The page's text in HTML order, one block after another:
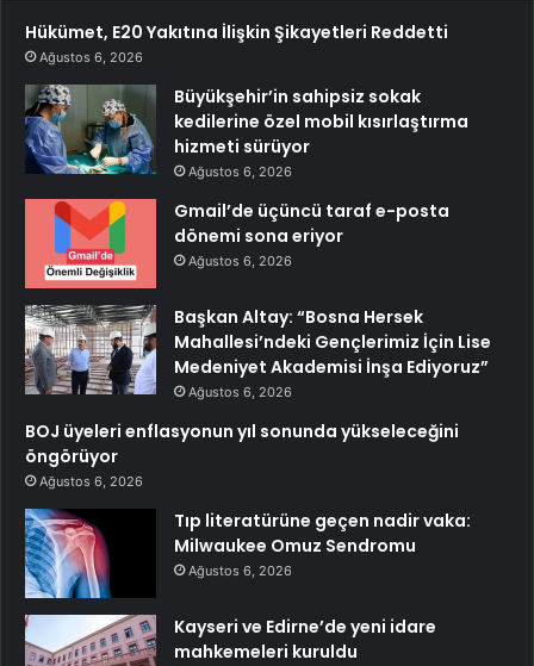
Hükümet, E20 Yakıtına İlişkin Şikayetleri Reddetti
Ağustos 6, 2026
Büyükşehir’in sahipsiz sokak
kedilerine özel mobil kısırlaştırma
hizmeti sürüyor
Ağustos 6, 2026
Gmail’de üçüncü taraf e-posta
dönemi sona eriyor
Ağustos 6, 2026
Başkan Altay: “Bosna Hersek
Mahallesi’ndeki Gençlerimiz İçin Lise
Medeniyet Akademisi İnşa Ediyoruz”
Ağustos 6, 2026
BOJ üyeleri enflasyonun yıl sonunda yükseleceğini
öngörüyor
Ağustos 6, 2026
Tıp literatürüne geçen nadir vaka:
Milwaukee Omuz Sendromu
Ağustos 6, 2026
Kayseri ve Edirne’de yeni idare
mahkemeleri kuruldu